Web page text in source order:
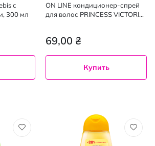
с
300 мл
ON LINE кондиционер-спрей
для волос PRINCESS VICTORIA,
69,00 ₴
Купить